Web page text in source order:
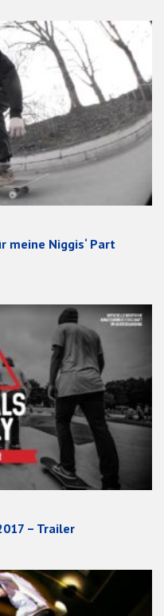
meine Niggis‘ Part
– Trailer